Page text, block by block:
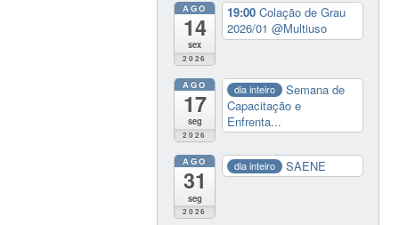
AGO
14
sex
2026
19:00Colação de Grau
2026/01@Multiuso
AGO
17
seg
2026
dia inteiro
Semana de
Capacitação e
Enfrenta...
AGO
31
seg
2026
dia inteiro SAENE